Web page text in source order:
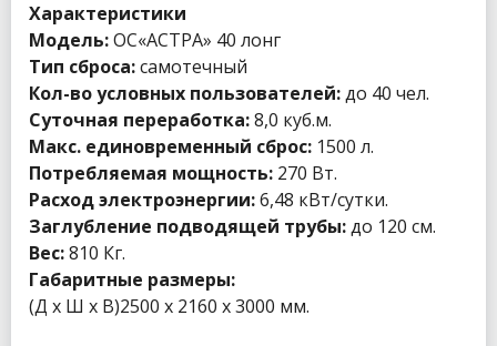
Характеристики
Модель:ОС«АСТРА» 40 лонг
Тип сброса:самотечный
Кол-во условных пользователей:до 40 чел.
Суточная переработка:8,0 куб.м.
Макс. единовременный сброс: 1500 л.
Потребляемая мощность: 270 Вт.
Расход электроэнергии:6,48 кВт/сутки.
Заглубление подводящей трубы:до 120 см.
Вес:810 Кг.
Габаритные размеры:
(Д х Ш х В)2500 x 2160 x 3000 мм.